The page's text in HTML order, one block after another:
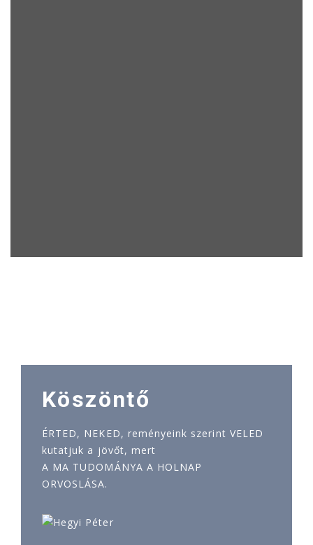
Köszöntő
ÉRTED, NEKED, reményeink szerint VELED
kutatjuk a jövőt, mert
A MA TUDOMÁNYA A HOLNAP
ORVOSLÁSA.